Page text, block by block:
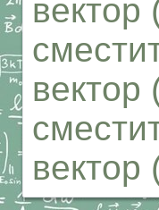
вектор
вектор
вектор